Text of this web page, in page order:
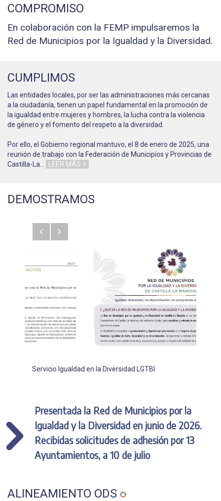
COMPROMISO
En colaboración con la FEMP impulsaremos la
Red de Municipios por la Igualdad y la Diversidad.
CUMPLIMOS
Las entidades locales, por ser las administraciones más cercanas
a la ciudadanía, tienen un papel fundamental en la promoción de
la igualdad entre mujeres y hombres, la lucha contra la violencia
de género y el fomento del respeto a la diversidad.
Por ello, el Gobierno regional mantuvo, el 8 de enero de 2025, una
reunión de trabajo con la Federación de Municipios y Provincias de
Castilla-La… LEER MÁS +
DEMOSTRAMOS
AnteriorSiguiente
Servicio Igualdad en la Diversidad LGTBI
Presentada la Red de Municipios por la
Igualdad y la Diversidad en junio de 2026.
Recibidas solicitudes de adhesión por 13
Ayuntamientos, a 10 de julio
ALINEAMIENTO ODS